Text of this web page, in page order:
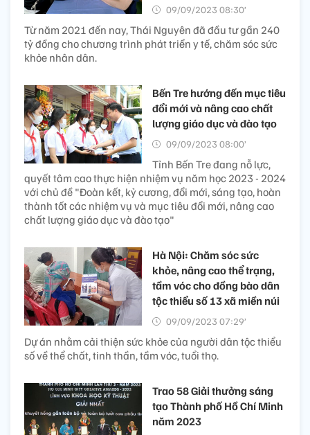
09/09/2023 08:30’
Từ năm 2021 đến nay, Thái Nguyên đã đầu tư gần 240
tỷ đồng cho chương trình phát triển y tế, chăm sóc sức
khỏe nhân dân.
Bến Tre hướng đến mục tiêu
đổi mới và nâng cao chất
lượng giáo dục và đào tạo
09/09/2023 08:00’
Tỉnh Bến Tre đang nỗ lực,
quyết tâm cao thực hiện nhiệm vụ năm học 2023 - 2024
với chủ đề "Đoàn kết, kỷ cương, đổi mới, sáng tạo, hoàn
thành tốt các nhiệm vụ và mục tiêu đổi mới, nâng cao
chất lượng giáo dục và đào tạo"
Hà Nội: Chăm sóc sức
khỏe, nâng cao thể trạng,
tầm vóc cho đồng bào dân
tộc thiểu số 13 xã miền núi
09/09/2023 07:29’
Dự án nhằm cải thiện sức khỏe của người dân tộc thiểu
số về thể chất, tinh thần, tầm vóc, tuổi thọ.
Trao 58 Giải thưởng sáng
tạo Thành phố Hồ Chí Minh
năm 2023